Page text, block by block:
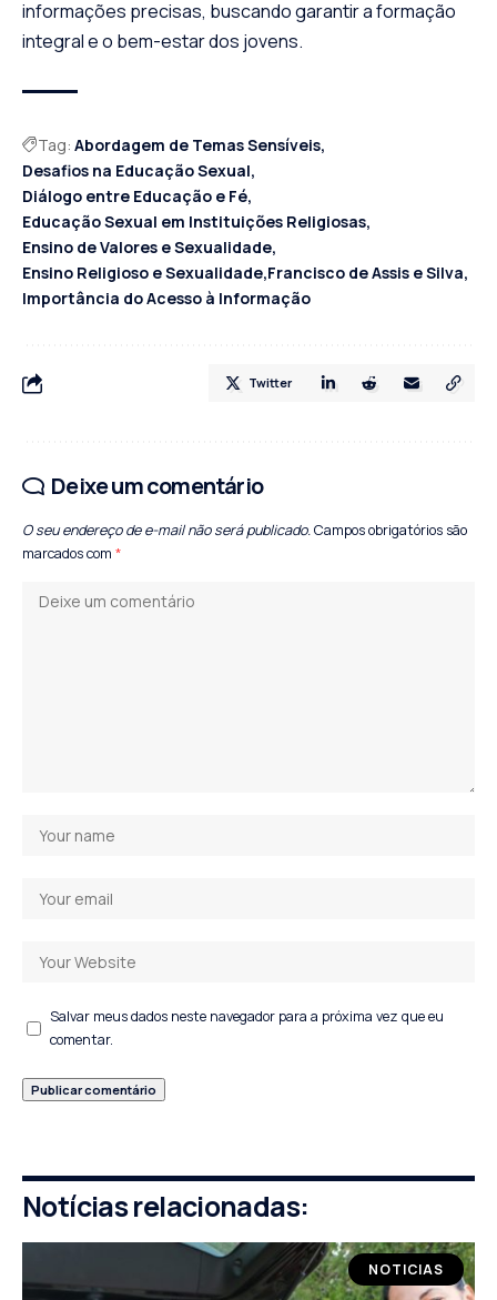
informações precisas, buscando garantir a formação
integral e o bem-estar dos jovens.
Tag: Abordagem de Temas Sensíveis
Desafios na Educação Sexual
Diálogo entre Educação e Fé
Educação Sexual em Instituições Religiosas
Ensino de Valores e Sexualidade
Ensino Religioso e Sexualidade Francisco de Assis e Silva
Importância do Acesso à Informação
Twitter
Deixe um comentário
O seu endereço de e-mail não será publicado.Campos obrigatórios são
marcados com *
Salvar meus dados neste navegador para a próxima vez que eu
comentar.
Notícias relacionadas:
NOTICIAS